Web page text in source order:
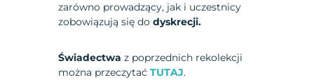
zarówno prowadzący, jak i uczestnicy
zobowiązują się dodyskrecji.
Świadectwa z poprzednich rekolekcji
można przeczytaćTUTAJ.